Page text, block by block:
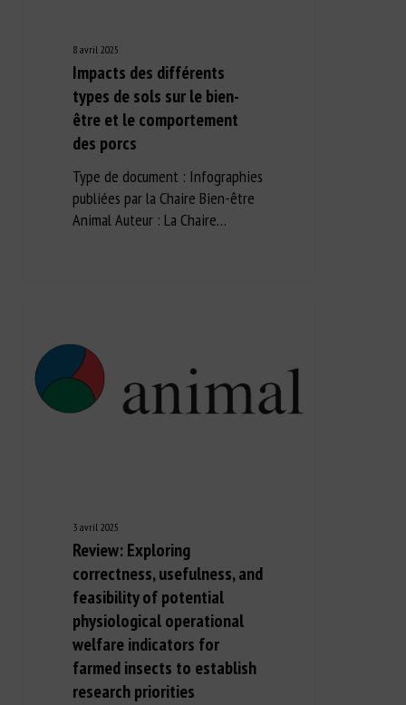
8 avril 2025
Impacts des différents
types de sols sur le bien-
être et le comportement
des porcs
Type de document : Infographies
publiées par la Chaire Bien-être
Animal Auteur : La Chaire…
3 avril 2025
Review: Exploring
correctness, usefulness, and
feasibility of potential
physiological operational
welfare indicators for
farmed insects to establish
research priorities